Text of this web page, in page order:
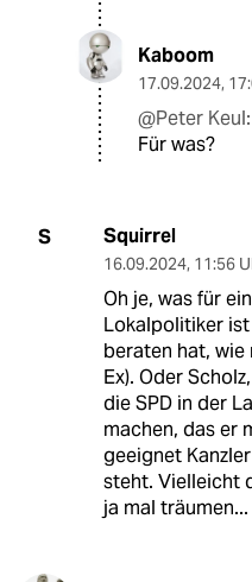
Kaboom
17.09.2024,
@Peter Keul:
Für was?
S Squirrel
16.09.2024, 11:56
Oh je, was für
Lokalpolitiker
beraten hat, wie
Ex). Oder
die SPD in der
machen, das er
geeignet
steht. Vielleicht
ja mal träumen...